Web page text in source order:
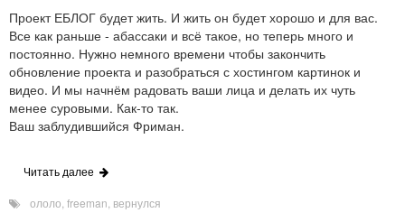
Проект ЕБЛОГ будет жить. И жить он будет хорошо и для вас.
Все как раньше - абассаки и всё такое, но теперь много и
постоянно. Нужно немного времени чтобы закончить
обновление проекта и разобраться с хостингом картинок и
видео. И мы начнём радовать ваши лица и делать их чуть
менее суровыми. Как-то так.
Ваш заблудившийся Фриман.
Читать далее
ололо freeman вернулся